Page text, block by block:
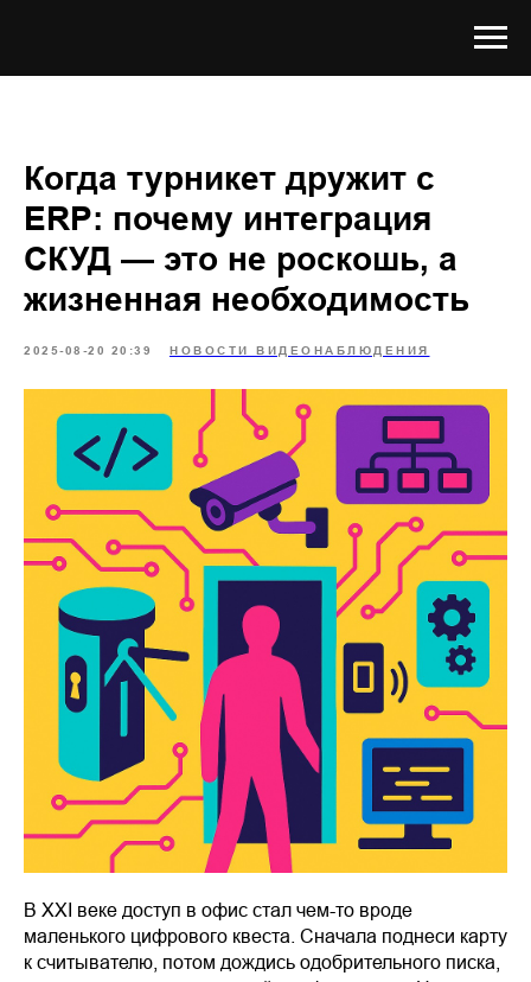
Когда турникет дружит с
ERP: почему интеграция
СКУД — это не роскошь, а
жизненная необходимость
2025-08-20 20:39 НОВОСТИ ВИДЕОНАБЛЮДЕНИЯ
В XXI веке доступ в офис стал чем-то вроде
маленького цифрового квеста. Сначала поднеси карту
к считывателю, потом дождись одобрительного писка,